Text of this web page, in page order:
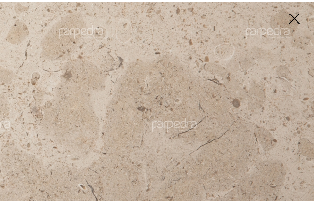
Видео Каталог Поиск
Moleanos
Gascogne Синий
крупнозернистый
Синий
+